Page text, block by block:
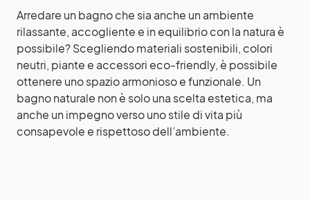
Arredare un bagno che sia anche un ambiente
rilassante, accogliente e in equilibrio con la natura è
possibile? Scegliendo materiali sostenibili, colori
neutri, piante e accessori eco-friendly, è possibile
ottenere uno spazio armonioso e funzionale. Un
bagno naturale non è solo una scelta estetica, ma
anche un impegno verso uno stile di vita più
consapevole e rispettoso dell’ambiente.